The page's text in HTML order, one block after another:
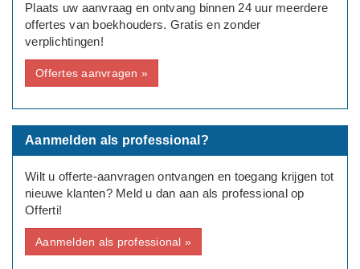
Plaats uw aanvraag en ontvang binnen 24 uur meerdere
offertes van boekhouders. Gratis en zonder
verplichtingen!
Offertes aanvragen »
Aanmelden als professional?
Wilt u offerte-aanvragen ontvangen en toegang krijgen tot
nieuwe klanten? Meld u dan aan als professional op
Offerti!
Aanmelden als professional »